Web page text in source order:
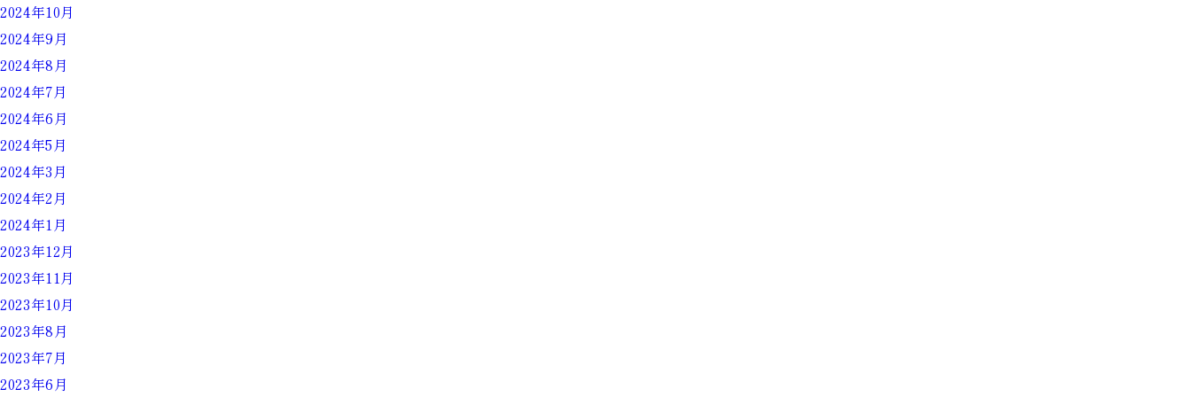
2024年10月
2024年9月
2024年8月
2024年7月
2024年6月
2024年5月
2024年3月
2024年2月
2024年1月
2023年12月
2023年11月
2023年10月
2023年8月
2023年7月
2023年6月